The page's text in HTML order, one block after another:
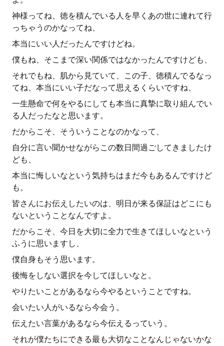
神様ってね、徳を積んでいる人を早くあの世に連れて行
っちゃうのかなってね、
本当にいい人だったんですけどね。
僕もね、そこまで深い関係ではなかったんですけども、
それでもね、肌から見ていて、この子、徳積んでるなっ
てね、本当にいい子だなって思えるくらいですね、
一生懸命で何をやるにしても本当に真摯に取り組んでい
る人だったなと思います。
だからこそ、そういうことなのかなって、
自分に言い聞かせながらこの数日間過ごしてきましたけ
ども、
本当に悔しいなという気持ちはまだ今もあるんですけど
も。
皆さんにお伝えしたいのは、明日が来る保証はどこにも
ないということなんですよ。
だからこそ、今日を大切に全力で生きてほしいなという
ふうに思いますし、
僕自身もそう思います。
後悔をしない選択を今してほしいなと。
やりたいことがあるなら今やるということですね。
会いたい人がいるなら今会う。
伝えたい言葉があるなら今伝えるっていう。
それが僕たちにできる最も大切なことなんじゃないかな